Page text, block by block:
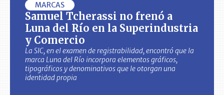
MARCAS
Samuel Tcherassi no frenó a
Luna del Río en la Superindustria
y Comercio
La SIC, en el examen de registrabilidad, encontró que la
marca Luna del Río incorpora elementos gráficos,
tipográficos y denominativos que le otorgan una
identidad propia